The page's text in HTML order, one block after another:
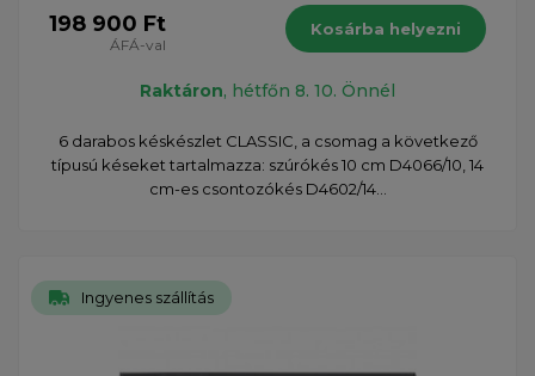
198 900 Ft
ÁFÁ-val
Kosárba helyezni
Raktáron, hétfőn 8. 10. Önnél
6 darabos késkészlet CLASSIC, a csomag a következő
típusú késeket tartalmazza: szúrókés 10 cm D4066/10, 14
cm-es csontozókés D4602/14...
Ingyenes szállítás